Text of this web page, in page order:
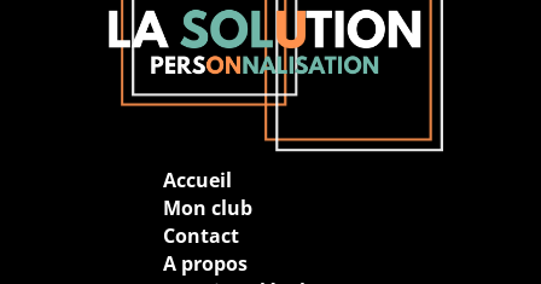
Accueil
Mon club
Contact
A propos